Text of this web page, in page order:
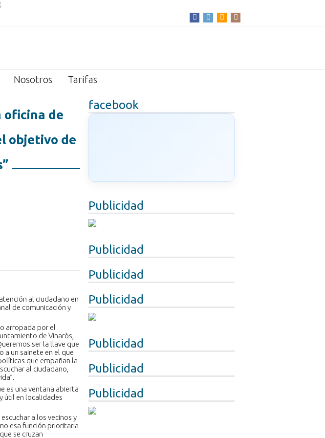
Nosotros Tarifas
facebook
Publicidad
Publicidad
Publicidad
Publicidad
Publicidad
Publicidad
Publicidad
oficina de
objetivo de
al ciudadano en
de comunicación y
arropada por el
de Vinaròs,
ser la llave que
a un sainete en el que
que empañan la
al ciudadano,
es una ventana abierta
útil en localidades
a los vecinos y
esa función prioritaria
se cruzan